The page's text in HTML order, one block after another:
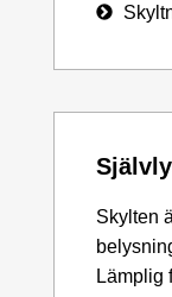
Skylten
Lämplig